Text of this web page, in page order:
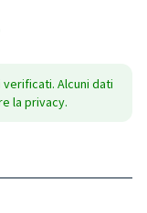
Alcuni dati
la privacy.